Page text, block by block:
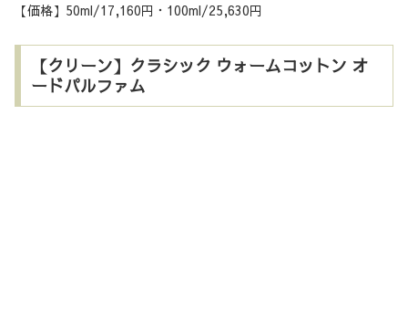
【価格】50ml/17,160円・100ml/25,630円
【クリーン】クラシック ウォームコットン オ
ードパルファム